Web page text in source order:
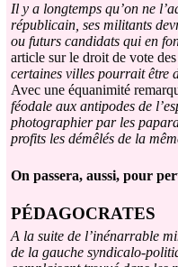
Il y a longtemps qu’on ne
républicain, ses militants
ou futurs candidats qui en
article sur le droit de vote
certaines villes pourrait être
Avec une équanimité
féodale aux antipodes de
photographier par les
profits les démêlés de la
On passera, aussi, pour
PÉDAGOCRATES
A la suite de l’inénarrable
de la gauche syndicalo-